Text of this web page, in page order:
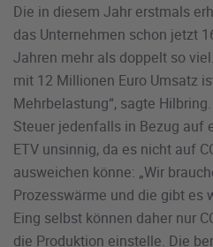
Die in diesem Jahr erstmals
das Unternehmen schon jetzt
Jahren mehr als doppelt so
mit 12 Millionen Euro Umsatz
Mehrbelastung“, sagte
Steuer jedenfalls in Bezug auf
ETV unsinnig, da es nicht auf
ausweichen könne: „Wir
Prozesswärme und die gibt es
Eing selbst können daher nur
die Produktion einstelle. Die